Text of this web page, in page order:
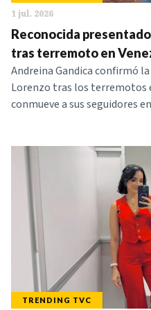
1 jul. 2026
Reconocida
tras terremoto en
Andreina Gandica confirmó
Lorenzo tras los terremotos
conmueve a sus seguidores
TRENDING TVC